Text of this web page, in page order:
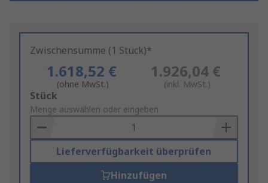
Zwischensumme (1 Stück)*
1.618,52 €
(ohne MwSt.)
1.926,04 €
(inkl. MwSt.)
Add
to
Basket
Stück
Menge auswählen oder eingeben
Lieferverfügbarkeit überprüfen
Hinzufügen